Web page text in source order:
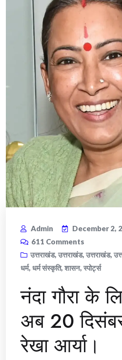
Admin
December 2,
611 Comments
उत्तराखंड, उत्तराखंड, उत्तराखंड,
धर्म, धर्म संस्कृति, शासन, स्पोर्ट्स
नंदा गौरा के
अब 20
रेखा आर्या।